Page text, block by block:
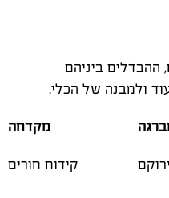
ההבדלים ביניהם
ולמבנה של הכלי.
מקדחה
קידוח חורים